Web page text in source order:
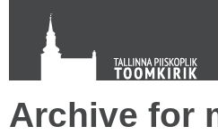
KONTAKT
Toom-Kooli 6, 10130 TALLINN
tallinna.toom@eelk.ee
Archive for